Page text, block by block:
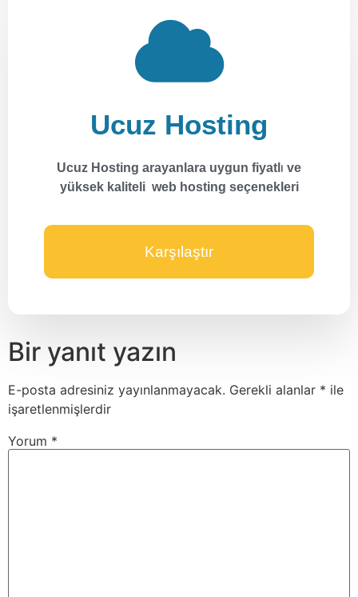
Ucuz Hosting
Ucuz Hosting arayanlara uygun fiyatlı ve
yüksek kaliteli web hosting seçenekleri
Karşılaştır
Bir yanıt yazın
E-posta adresiniz yayınlanmayacak. Gerekli alanlar * ile
işaretlenmişlerdir
Yorum *